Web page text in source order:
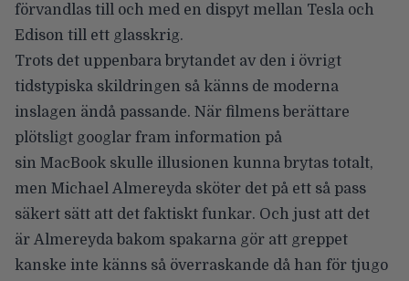
förvandlas till och med en dispyt mellan Tesla och
Edison till ett glasskrig.
Trots det uppenbara brytandet av den i övrigt
tidstypiska skildringen så känns de moderna
inslagen ändå passande. När filmens berättare
plötsligt googlar fram information på
sin MacBook skulle illusionen kunna brytas totalt,
men Michael Almereyda sköter det på ett så pass
säkert sätt att det faktiskt funkar. Och just att det
är Almereyda bakom spakarna gör att greppet
kanske inte känns så överraskande då han för tjugo